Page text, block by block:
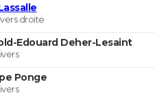
droite
Edouard Deher-Lesaint
Ponge